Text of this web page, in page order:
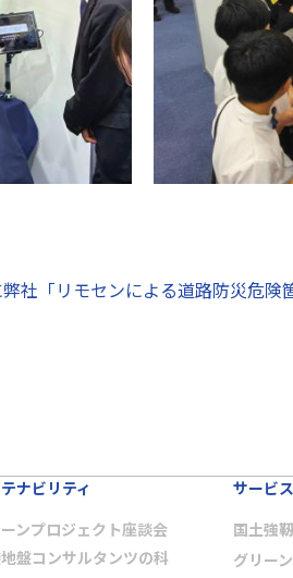
社「リモセンによる道路防災危
ナビリティ
ンプロジェクト座談会
盤コンサルタンツの科
サービ
国土強
グリー